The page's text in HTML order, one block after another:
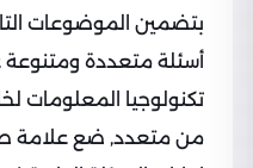
بتضمين الموضوعات
أسئلة متعددة ومتنوعة
تكنولوجيا المعلومات
من متعدد, ضع علامة